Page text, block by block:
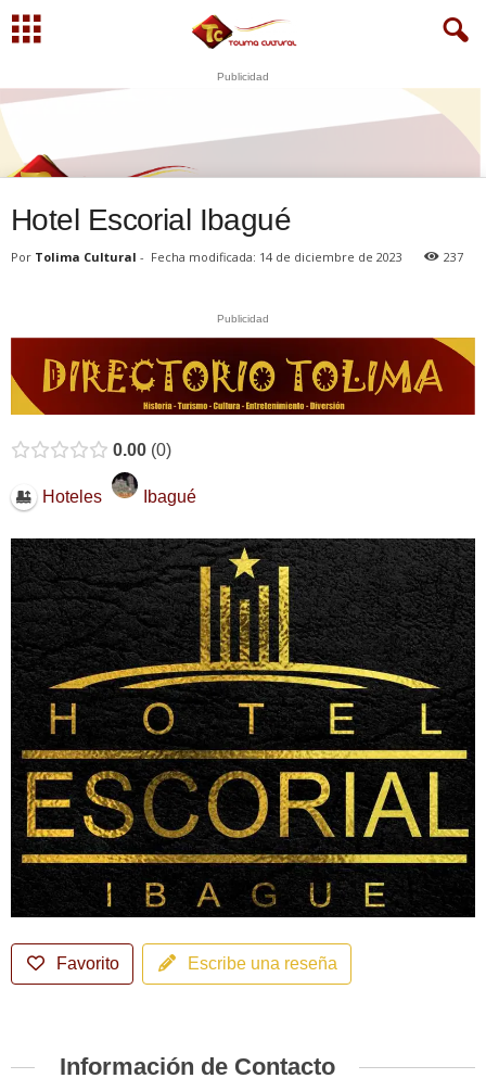
Publicidad
Hotel Escorial Ibagué
Por Tolima Cultural - Fecha modificada: 14 de diciembre de 2023 237
Publicidad
0.00 0
Hoteles Ibagué
Favorito Escribe una reseña
Información de Contacto